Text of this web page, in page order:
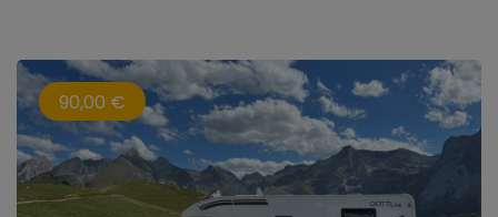
90,00 €